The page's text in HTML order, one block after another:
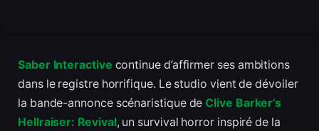
Saber Interactive continue d’affirmer ses ambitions
dans le registre horrifique. Le studio vient de dévoiler
la bande-annonce scénaristique de Clive Barker’s
Hellraiser: Revival, un survival horror inspiré de la